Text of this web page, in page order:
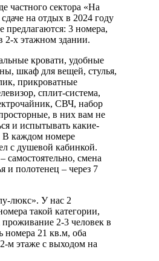
частного сектора «На
на отдых в 2024 году
предлагаются: 3 номера,
2-х этажном здании.
кровати, удобные
шкаф для вещей, стулья,
прикроватные
сплит-система,
СВЧ, набор
в них вам не
и испытывать какие-
В каждом номере
с душевой кабинкой.
самостоятельно, смена
и полотенец – через 7
люкс». У нас 2
такой категории,
2-3 человек в
21 кв.м, оба
м этаже с выходом на